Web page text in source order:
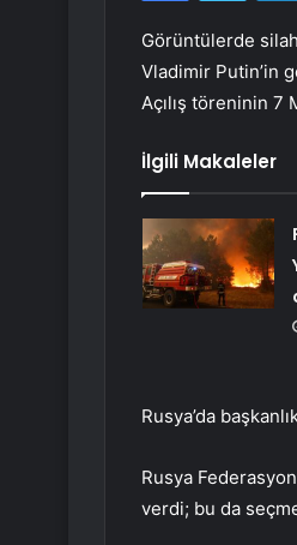
Görüntülerde
Vladimir Putin’in
Açılış töreninin 7
İlgili Makaleler
Rusya’da
Rusya
verdi; bu da